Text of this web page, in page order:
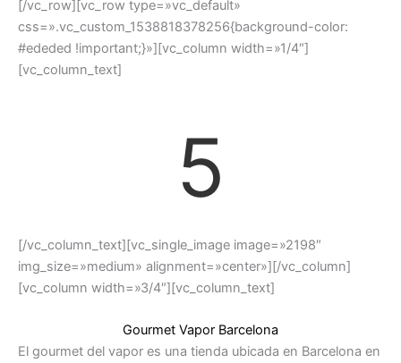
[/vc_row][vc_row type=»vc_default»
css=».vc_custom_1538818378256{background-color:
#ededed !important;}»][vc_column width=»1/4″]
[vc_column_text]
5
[/vc_column_text][vc_single_image image=»2198″
img_size=»medium» alignment=»center»][/vc_column]
[vc_column width=»3/4″][vc_column_text]
Gourmet Vapor Barcelona
El gourmet del vapor es una tienda ubicada en Barcelona en